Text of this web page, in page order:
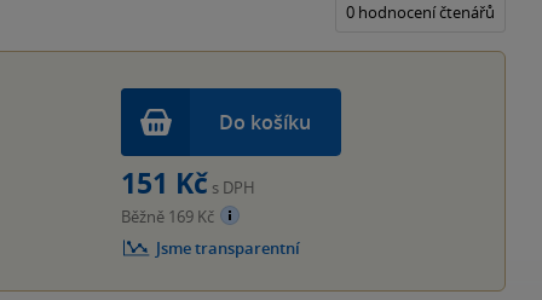
0 hodnocení čtenářů
Do košíku
151 Kč s DPH
Běžně 169 Kč
Jsme transparentní